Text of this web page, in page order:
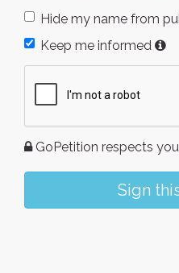
Hide my name from
Keep me informed
GoPetition respects
Sign